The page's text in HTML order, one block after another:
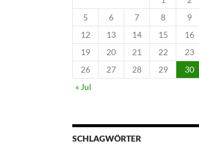
5
6 7 8 9
12
13 14 15 16
19
20 21 22 23
26
27 28 29 30
« Jul
SCHLAGWÖRTER